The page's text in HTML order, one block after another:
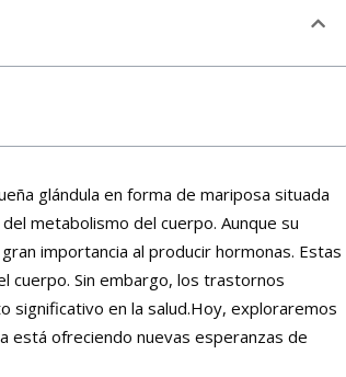
glándula en forma de mariposa situada
metabolismo del cuerpo. Aunque su
importancia al producir hormonas. Estas
cuerpo. Sin embargo, los trastornos
significativo en la salud.Hoy, exploraremos
está ofreciendo nuevas esperanzas de